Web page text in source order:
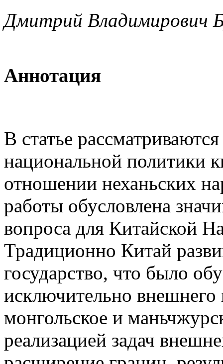
Дмитрий Владимирович
Аннотация
В статье
национальной политики
отношении неханьских
работы обусловлена
вопроса для Китайской
Традиционно Китай
государство, что было
исключительно внешнего
монгольское и
реализацией задач